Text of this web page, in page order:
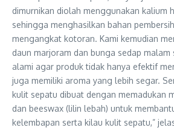
dimurnikan diolah menggunakan kalium
sehingga menghasilkan bahan
mengangkat kotoran. Kami kemudian
daun marjoram dan bunga sedap malam
alami agar produk tidak hanya efektif
juga memiliki aroma yang lebih segar.
kulit sepatu dibuat dengan memadukan
dan beeswax (lilin lebah) untuk
kelembapan serta kilau kulit sepatu,”